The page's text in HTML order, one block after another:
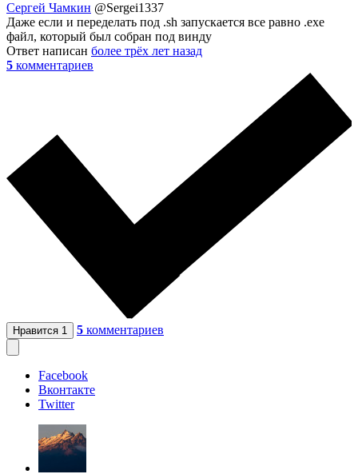
Сергей Чамкин @Sergei1337
Даже если и переделать под .sh запускается все равно .ехе
файл, который был собран под винду
Ответ написан более трёх лет назад
5 комментариев
Нравится 1 5 комментариев
Facebook
Вконтакте
Twitter